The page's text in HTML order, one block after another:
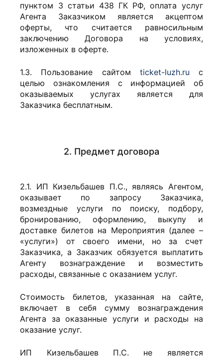
пунктом 3 статьи 438 ГК РФ, оплата услуг
Агента Заказчиком является акцептом
оферты, что считается равносильным
заключению Договора на условиях,
изложенных в оферте.
1.3. Пользование сайтом ticket-luzh.ru с
целью ознакомления с информацией об
оказываемых услугах является для
Заказчика бесплатным.
2. Предмет договора
2.1. ИП Кизельбашев П.С., являясь Агентом,
оказывает по запросу Заказчика,
возмездные услуги по поиску, подбору,
бронированию, оформлению, выкупу и
доставке билетов на Мероприятия (далее –
«услуги») от своего имени, но за счет
Заказчика, а Заказчик обязуется выплатить
Агенту вознаграждение и возместить
расходы, связанные с оказанием услуг.
Стоимость билетов, указанная на сайте,
включает в себя сумму вознаграждения
Агента за оказанные услуги и расходы на
оказание услуг.
ИП Кизельбашев П.С. не является